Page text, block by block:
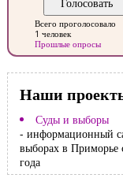
Всего проголосовало
1 человек
Прошлые опросы
Наши
Суды и выборы
- информационный
выборах в Приморье
года